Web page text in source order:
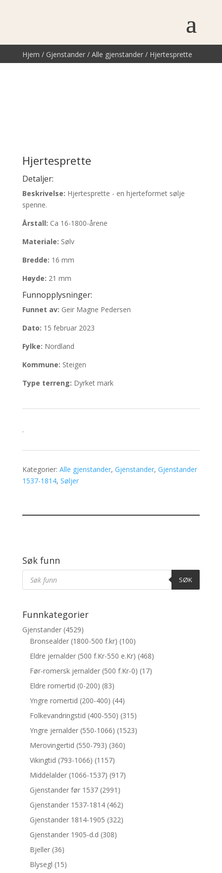
Hjem / Gjenstander/ Alle gjenstander/ Hjertesprette
Hjertesprette
Detaljer:
Beskrivelse: Hjertesprette - en hjerteformet sølje
spenne.
Årstall: Ca 16-1800-årene
Materiale: Sølv
Bredde: 16 mm
Høyde: 21 mm
Funnopplysninger:
Funnet av: Geir Magne Pedersen
Dato: 15 februar 2023
Fylke: Nordland
Kommune: Steigen
Type terreng: Dyrket mark
.
Kategorier: Alle gjenstander, Gjenstander, Gjenstander
1537-1814, Søljer
Søk funn
Products
Søk SØK
Funnkategorier
Gjenstander (4529)
Bronsealder (1800-500 f.kr) (100)
Eldre jernalder (500 f.Kr-550 e.Kr) (468)
Før-romersk jernalder (500 f.Kr-0) (17)
Eldre romertid (0-200) (83)
Yngre romertid (200-400) (44)
Folkevandringstid (400-550) (315)
Yngre jernalder (550-1066) (1523)
Merovingertid (550-793) (360)
Vikingtid (793-1066) (1157)
Middelalder (1066-1537) (917)
Gjenstander før 1537 (2991)
Gjenstander 1537-1814 (462)
Gjenstander 1814-1905 (322)
Gjenstander 1905-d.d (308)
Bjeller (36)
Blysegl (15)